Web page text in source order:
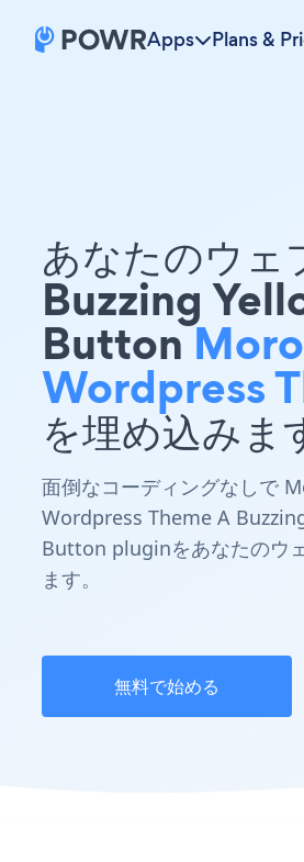
Apps Plans &
あなたのウ
Buzzing
Button
Wordpress
を埋め込みま
面倒なコーディングなしで
Wordpress Theme A
Button pluginをあなたのウ
ます。
無料で始める